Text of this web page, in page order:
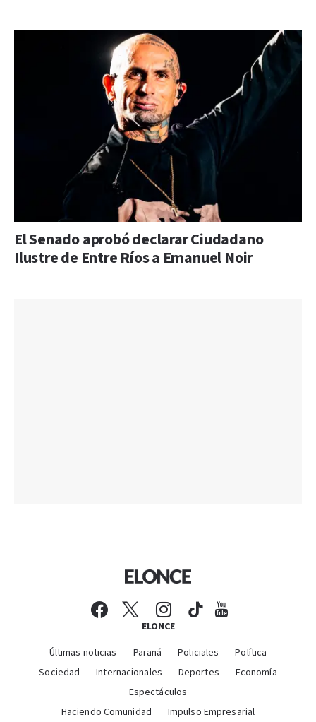
El Senado aprobó declarar Ciudadano
Ilustre de Entre Ríos a Emanuel Noir
ELONCE
Últimas noticias Paraná Policiales
Política
Sociedad
Internacionales Deportes
Economía
Espectáculos
Haciendo Comunidad
Impulso Empresarial